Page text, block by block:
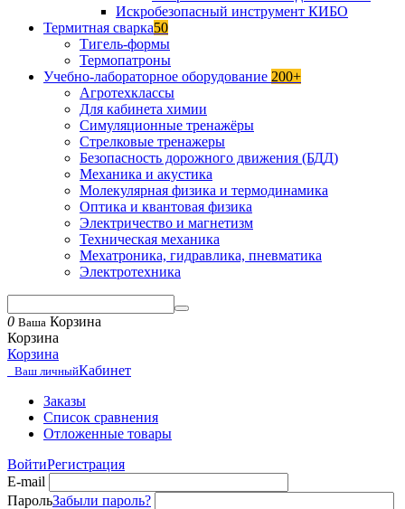
Искробезопасный инструмент КИБО
Термитная сварка50
Тигель-формы
Термопатроны
Учебно-лабораторное оборудование 200+
Агротехклассы
Для кабинета химии
Симуляционные тренажёры
Стрелковые тренажеры
Безопасность дорожного движения (БДД)
Механика и акустика
Молекулярная физика и термодинамика
Оптика и квантовая физика
Электричество и магнетизм
Техническая механика
Мехатроника, гидравлика, пневматика
Электротехника
0 Ваша Корзина
Корзина
Корзина
Ваш личныйКабинет
Заказы
Список сравнения
Отложенные товары
ВойтиРегистрация
E-mail
ПарольЗабыли пароль?